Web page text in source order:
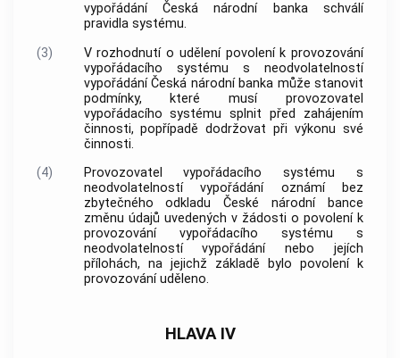
vypořádání Česká národní banka schválí
pravidla systému.
(3)
V rozhodnutí o udělení povolení k provozování
vypořádacího systému s neodvolatelností
vypořádání Česká národní banka může stanovit
podmínky, které musí provozovatel
vypořádacího systému splnit před zahájením
činnosti, popřípadě dodržovat při výkonu své
činnosti.
(4)
Provozovatel vypořádacího systému s
neodvolatelností vypořádání oznámí bez
zbytečného odkladu České národní bance
změnu údajů uvedených v žádosti o povolení k
provozování vypořádacího systému s
neodvolatelností vypořádání nebo jejích
přílohách, na jejichž základě bylo povolení k
provozování uděleno.
HLAVA IV